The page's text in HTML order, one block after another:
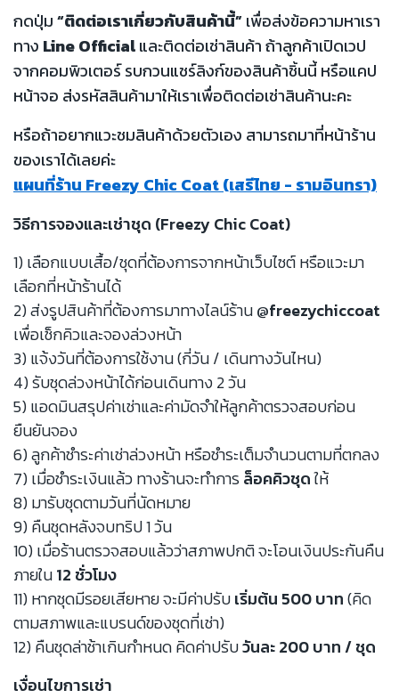
กดปุ่ม“ติดต่อเราเกี่ยวกับสินค้านี้”เพื่อส่งข้อความหาเรา
ทาง Line Officialและติดต่อเช่าสินค้า ถ้าลูกค้าเปิดเวป
จากคอมพิวเตอร์ รบกวนแชร์ลิงก์ของสินค้าชิ้นนี้ หรือแคป
หน้าจอ ส่งรหัสสินค้ามาให้เราเพื่อติดต่อเช่าสินค้านะคะ
หรือถ้าอยากแวะชมสินค้าด้วยตัวเอง สามารถมาที่หน้าร้าน
ของเราได้เลยค่ะ
แผนที่ร้าน Freezy Chic Coat (เสรีไทย - รามอินทรา)
วิธีการจองและเช่าชุด (Freezy Chic Coat)
1) เลือกแบบเสื้อ/ชุดที่ต้องการจากหน้าเว็บไซต์ หรือแวะมา
เลือกที่หน้าร้านได้
2) ส่งรูปสินค้าที่ต้องการมาทางไลน์ร้าน@freezychiccoat
เพื่อเช็กคิวและจองล่วงหน้า
3) แจ้งวันที่ต้องการใช้งาน (กี่วัน / เดินทางวันไหน)
4) รับชุดล่วงหน้าได้ก่อนเดินทาง 2 วัน
5) แอดมินสรุปค่าเช่าและค่ามัดจำให้ลูกค้าตรวจสอบก่อน
ยืนยันจอง
6) ลูกค้าชำระค่าเช่าล่วงหน้า หรือชำระเต็มจำนวนตามที่ตกลง
7) เมื่อชำระเงินแล้ว ทางร้านจะทำการล็อคคิวชุดให้
8) มารับชุดตามวันที่นัดหมาย
9) คืนชุดหลังจบทริป 1 วัน
10) เมื่อร้านตรวจสอบแล้วว่าสภาพปกติ จะโอนเงินประกันคืน
ภายใน12 ชั่วโมง
11) หากชุดมีรอยเสียหาย จะมีค่าปรับเริ่มต้น 500 บาท(คิด
ตามสภาพและแบรนด์ของชุดที่เช่า)
12) คืนชุดล่าช้าเกินกำหนด คิดค่าปรับวันละ 200 บาท / ชุด
เงื่อนไขการเช่า